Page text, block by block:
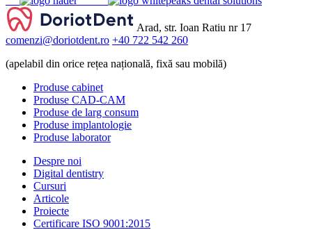
Arad, str. Ioan Ratiu nr 17
comenzi@doriotdent.ro +40 722 542 260
(apelabil din orice rețea națională, fixă sau mobilă)
Produse cabinet
Produse CAD-CAM
Produse de larg consum
Produse implantologie
Produse laborator
Despre noi
Digital dentistry
Cursuri
Articole
Proiecte
Certificare ISO 9001:2015